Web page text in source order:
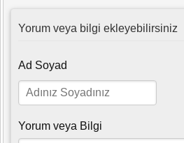
Yorum veya bilgi ekleyebilirsiniz
Ad Soyad
Yorum veya Bilgi